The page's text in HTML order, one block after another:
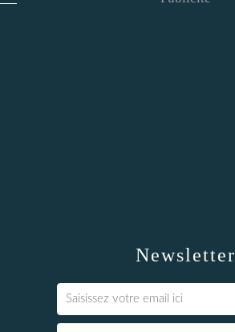
Newsletter